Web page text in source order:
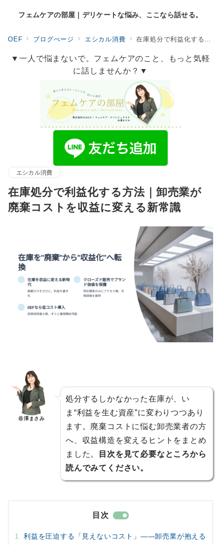
フェムケアの部屋｜デリケートな悩み、ここなら話せる。
OEF ブログぺージ エシカル消費 在庫処分で利益化する方法｜卸売業が廃棄コストを収益に変える新常識
▼一人で悩まないで。フェムケアのこと、もっと気軽
に話しませんか？▼
エシカル消費
在庫処分で利益化する方法｜卸売業が
廃棄コストを収益に変える新常識
谷澤まさみ
処分するしかなかった在庫が、い
ま“利益を生む資産”に変わりつつあり
ます。廃棄コストに悩む卸売業者の方
へ、収益構造を変えるヒントをまとめ
ました。
目次を見て必要なところから
読んでみてください。
目次
利益を圧迫する「見えないコスト」——卸売業が抱える